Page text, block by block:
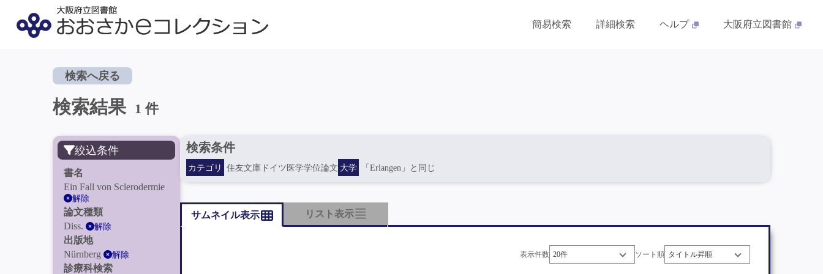
簡易検索 詳細検索 ヘルプ 大阪府立図書館
検索へ戻る
検索結果 1 件
絞込条件
書名
Ein Fall von Sclerodermie
解除
論文種類
Diss.
解除
出版地
Nürnberg
解除
診療科検索
検索条件
カテゴリ 住友文庫ドイツ医学学位論文 大学 「Erlangen」と同じ
サムネイル表示 リスト表示
表示件数 ソート順